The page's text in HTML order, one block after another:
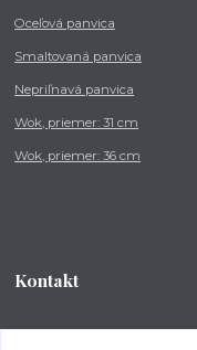
Oceľová panvica
Smaltovaná panvica
Nepriľnavá panvica
Wok, priemer: 31 cm
Wok, priemer: 36 cm
Kontakt